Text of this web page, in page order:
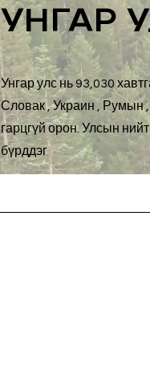
УНГАР
Унгар улс нь 93,030
Словак , Украин , Румын
гарцгүй орон. Улсын
бүрддэг